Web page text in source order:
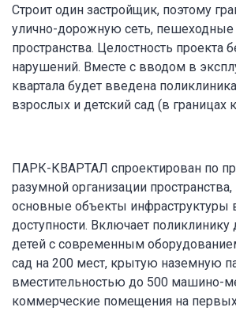
Строит один застройщик, поэтому
улично-дорожную сеть,
пространства. Целостность проекта
нарушений. Вместе с вводом в
квартала будет введена
взрослых и детский сад (в границах
ПАРК-КВАРТАЛ спроектирован по
разумной организации пространства,
основные объекты инфраструктуры
доступности. Включает
детей с современным
сад на 200 мест, крытую наземную
вместительностью до 500 машино-
коммерческие помещения на